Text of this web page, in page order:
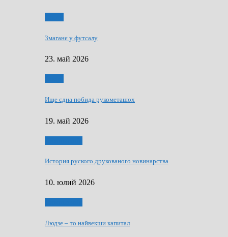
Змаганє у футсалу
23. май 2026
Ище єдна побида рукометашох
19. май 2026
История руского друкованого новинарства
10. юлий 2026
Людзе – то найвекши капитал